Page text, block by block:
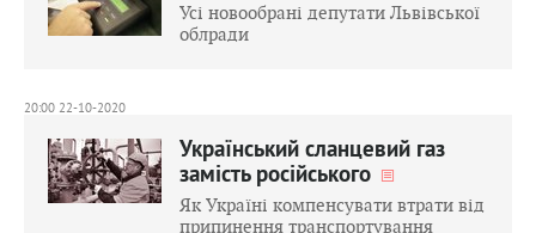
Усі новообрані депутати Львівської
облради
20:00 22-10-2020
Український сланцевий газ
замість російського
Як Україні компенсувати втрати від
припинення транспортування